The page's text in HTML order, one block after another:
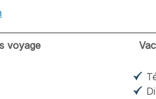
voyage